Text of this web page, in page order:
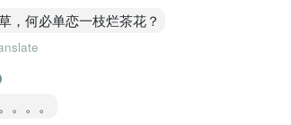
，何必单恋一枝烂茶花？
。。。